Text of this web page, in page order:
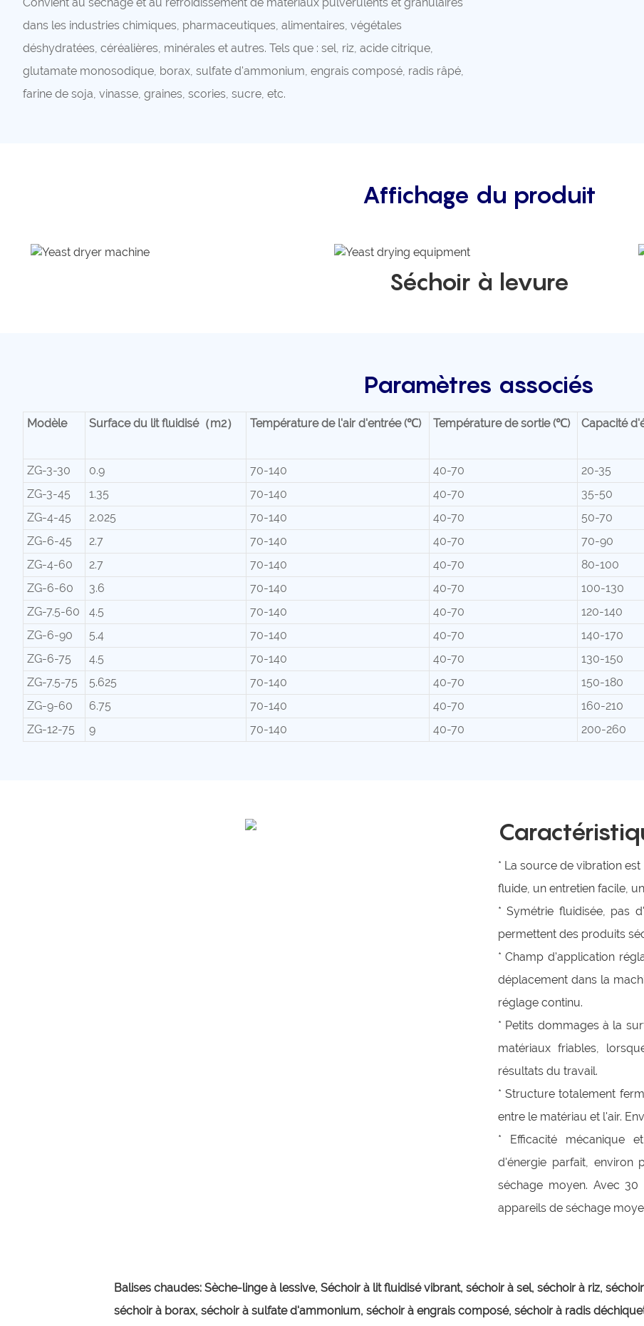
dans les industries chimiques, pharmaceutiques, alimentaires, végétales
déshydratées, céréalières, minérales et autres. Tels que : sel, riz, acide citrique,
glutamate monosodique, borax, sulfate d'ammonium, engrais composé, radis râpé,
farine de soja, vinasse, graines, scories, sucre, etc.
Affichage du produit
Séchoir à levure
Paramètres associés
Modèle Surface du lit fluidisé（m2） Température de l'air d'entrée (℃) Température de sortie (℃) Capacité
ZG-3-30
0.9 70-140 40-70 20-35
ZG-3-45
1.35 70-140 40-70 35-50
ZG-4-45
2.025 70-140 40-70 50-70
ZG-6-45
2.7 70-140 40-70 70-90
ZG-4-60
2.7 70-140 40-70 80-100
ZG-6-60
3.6 70-140 40-70 100-130
ZG-7.5-60
4.5 70-140 40-70 120-140
ZG-6-90
5.4 70-140 40-70 140-170
ZG-6-75
4.5 70-140 40-70 130-150
ZG-7.5-75
5.625 70-140 40-70 150-180
ZG-9-60
6.75 70-140 40-70 160-210
ZG-12-75
9 70-140 40-70 200-260
* La source de vibration
fluide, un entretien facile,
* Symétrie fluidisée, pas
permettent des produits
* Champ d'application
déplacement dans la
réglage continu.
* Petits dommages à la
matériaux friables,
résultats du travail.
* Structure totalement
entre le matériau et l'air.
* Efficacité mécanique
d'énergie parfait, environ
séchage moyen. Avec
appareils de séchage
Balises chaudes: Sèche-linge à lessive, Séchoir à lit fluidisé vibrant, séchoir à sel, séchoir à riz,
séchoir à borax, séchoir à sulfate d'ammonium, séchoir à engrais composé, séchoir à radis